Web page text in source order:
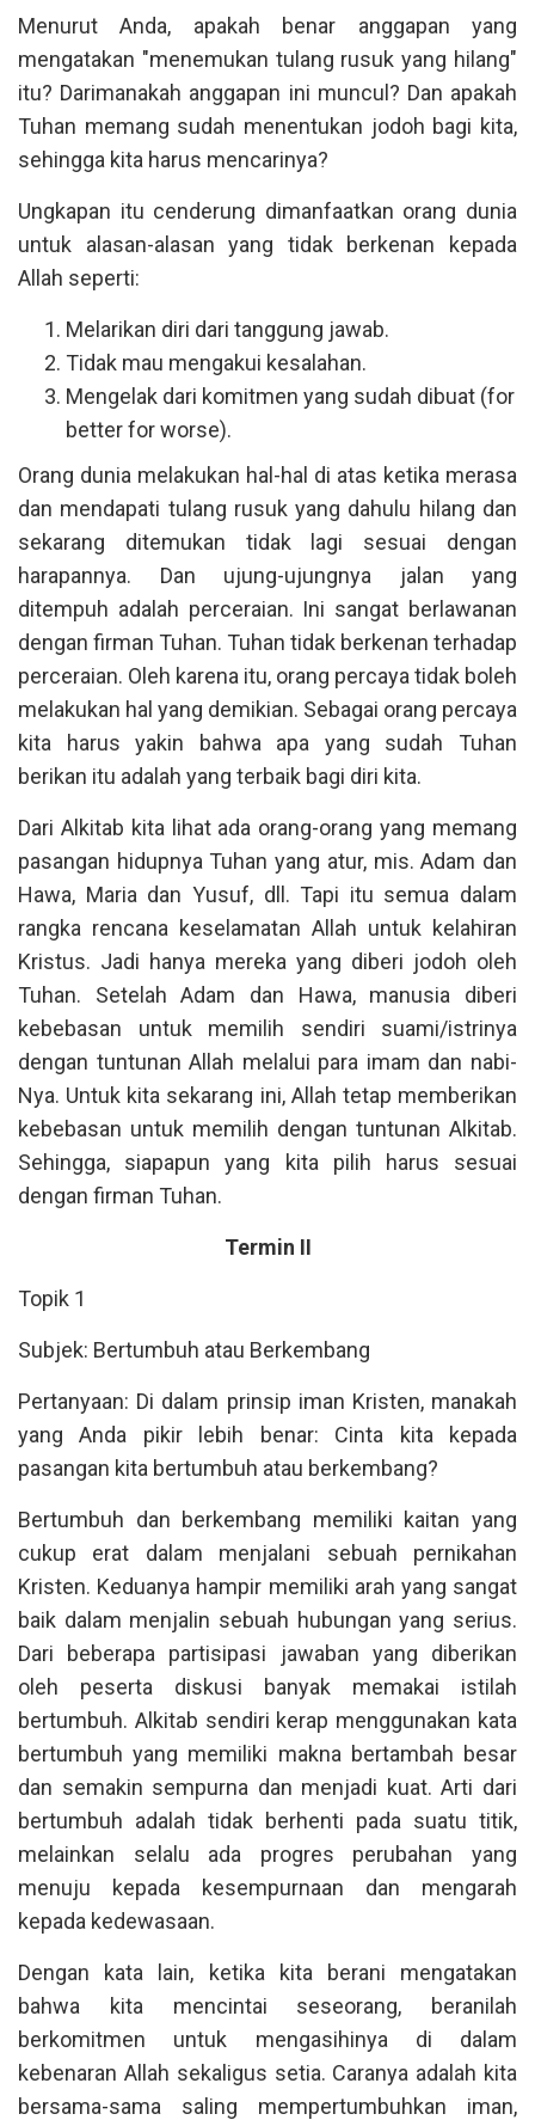
Menurut Anda, apakah benar anggapan yang
mengatakan "menemukan tulang rusuk yang hilang"
itu? Darimanakah anggapan ini muncul? Dan apakah
Tuhan memang sudah menentukan jodoh bagi kita,
sehingga kita harus mencarinya?
Ungkapan itu cenderung dimanfaatkan orang dunia
untuk alasan-alasan yang tidak berkenan kepada
Allah seperti:
Melarikan diri dari tanggung jawab.
Tidak mau mengakui kesalahan.
Mengelak dari komitmen yang sudah dibuat (for
better for worse).
Orang dunia melakukan hal-hal di atas ketika merasa
dan mendapati tulang rusuk yang dahulu hilang dan
sekarang ditemukan tidak lagi sesuai dengan
harapannya. Dan ujung-ujungnya jalan yang
ditempuh adalah perceraian. Ini sangat berlawanan
dengan firman Tuhan. Tuhan tidak berkenan terhadap
perceraian. Oleh karena itu, orang percaya tidak boleh
melakukan hal yang demikian. Sebagai orang percaya
kita harus yakin bahwa apa yang sudah Tuhan
berikan itu adalah yang terbaik bagi diri kita.
Dari Alkitab kita lihat ada orang-orang yang memang
pasangan hidupnya Tuhan yang atur, mis. Adam dan
Hawa, Maria dan Yusuf, dll. Tapi itu semua dalam
rangka rencana keselamatan Allah untuk kelahiran
Kristus. Jadi hanya mereka yang diberi jodoh oleh
Tuhan. Setelah Adam dan Hawa, manusia diberi
kebebasan untuk memilih sendiri suami/istrinya
dengan tuntunan Allah melalui para imam dan nabi-
Nya. Untuk kita sekarang ini, Allah tetap memberikan
kebebasan untuk memilih dengan tuntunan Alkitab.
Sehingga, siapapun yang kita pilih harus sesuai
dengan firman Tuhan.
Termin II
Topik 1
Subjek: Bertumbuh atau Berkembang
Pertanyaan: Di dalam prinsip iman Kristen, manakah
yang Anda pikir lebih benar: Cinta kita kepada
pasangan kita bertumbuh atau berkembang?
Bertumbuh dan berkembang memiliki kaitan yang
cukup erat dalam menjalani sebuah pernikahan
Kristen. Keduanya hampir memiliki arah yang sangat
baik dalam menjalin sebuah hubungan yang serius.
Dari beberapa partisipasi jawaban yang diberikan
oleh peserta diskusi banyak memakai istilah
bertumbuh. Alkitab sendiri kerap menggunakan kata
bertumbuh yang memiliki makna bertambah besar
dan semakin sempurna dan menjadi kuat. Arti dari
bertumbuh adalah tidak berhenti pada suatu titik,
melainkan selalu ada progres perubahan yang
menuju kepada kesempurnaan dan mengarah
kepada kedewasaan.
Dengan kata lain, ketika kita berani mengatakan
bahwa kita mencintai seseorang, beranilah
berkomitmen untuk mengasihinya di dalam
kebenaran Allah sekaligus setia. Caranya adalah kita
bersama-sama saling mempertumbuhkan iman,